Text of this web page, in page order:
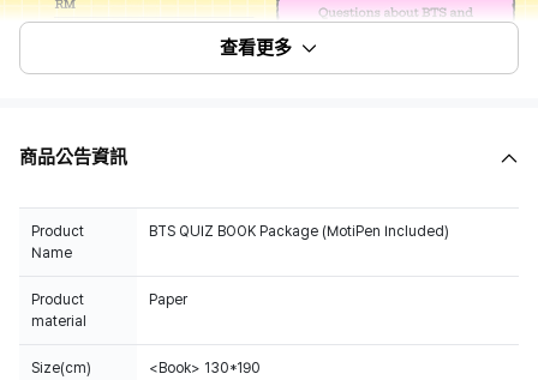
查看更多
商品公告資訊
Product
Name
BTS QUIZ BOOK Package (MotiPen Included)
Product
material
Paper
Size(cm)
<Book> 130*190